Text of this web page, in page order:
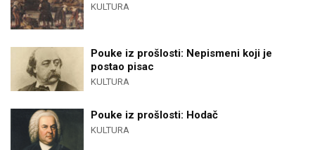
KULTURA
Pouke iz prošlosti: Nepismeni koji je
postao pisac
KULTURA
Pouke iz prošlosti: Hodač
KULTURA